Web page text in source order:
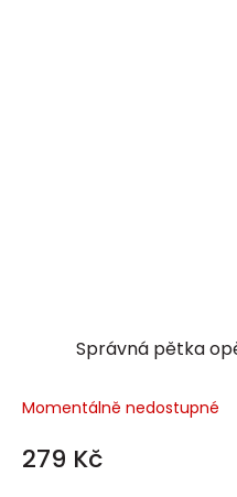
Správná pětka
Momentálně nedostupné
279 Kč